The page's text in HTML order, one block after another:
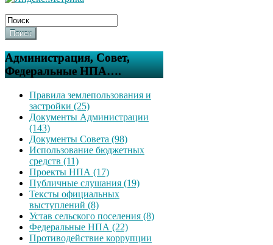
Поиск
Администрация, Совет,
Федеральные НПА….
Правила землепользования и
застройки (25)
Документы Администрации
(143)
Документы Совета (98)
Использование бюджетных
средств (11)
Проекты НПА (17)
Публичные слушания (19)
Тексты официальных
выступлений (8)
Устав сельского поселения (8)
Федеральные НПА (22)
Противодействие коррупции